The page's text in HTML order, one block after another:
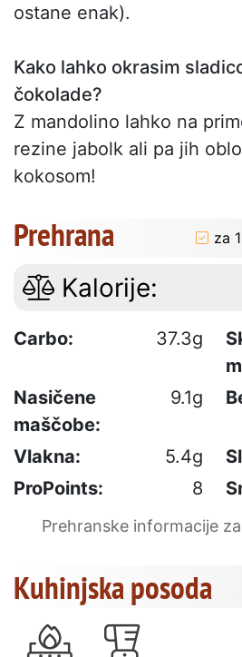
ostane enak).
Kako lahko okrasim
čokolade?
Z mandolino lahko na
rezine jabolk ali pa jih
kokosom!
Prehrana za
Kalorije:
Carbo: 37.3g
Nasičene
maščobe:
9.1g
Vlakna: 5.4g
ProPoints:
8
Prehranske informacije
Kuhinjska posoda